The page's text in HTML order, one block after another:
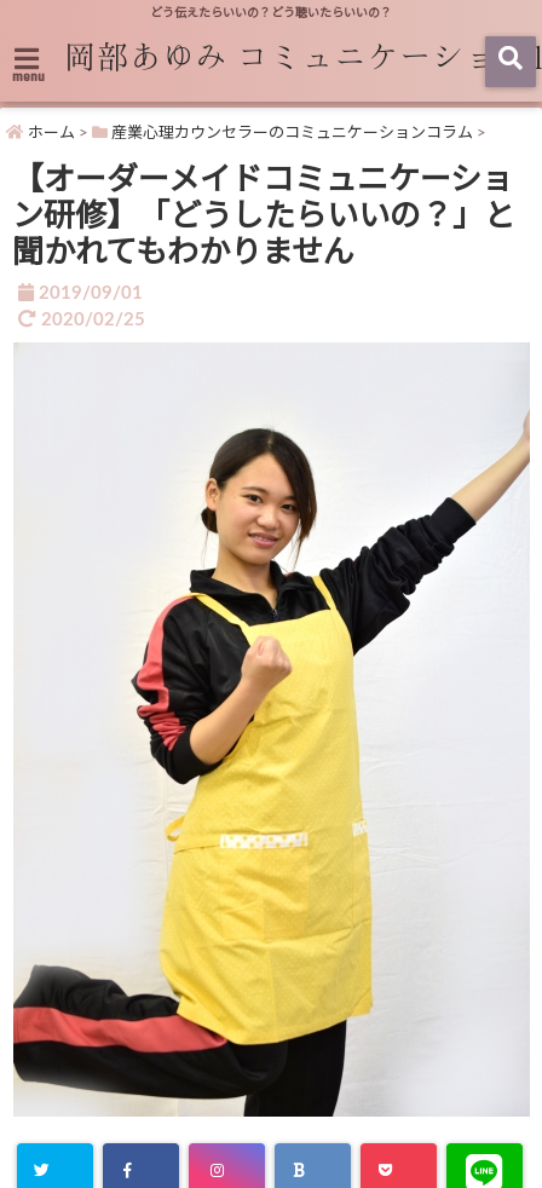
どう伝えたらいいの？どう聴いたらいいの？
menu
ホーム > 産業心理カウンセラーのコミュニケーションコラム >
【オーダーメイドコミュニケーショ
ン研修】「どうしたらいいの？」と
聞かれてもわかりません
2019/09/01
2020/02/25